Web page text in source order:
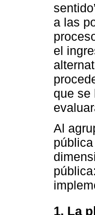
a las
el
que se
Al
1. La